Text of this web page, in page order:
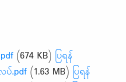
(674 KB) ပြရန်
.pdf(1.63 MB) ပြရန်